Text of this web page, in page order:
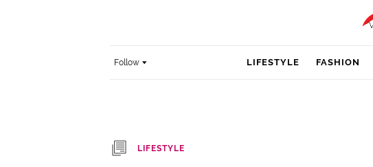
Follow LIFESTYLE FASHION
LIFESTYLE